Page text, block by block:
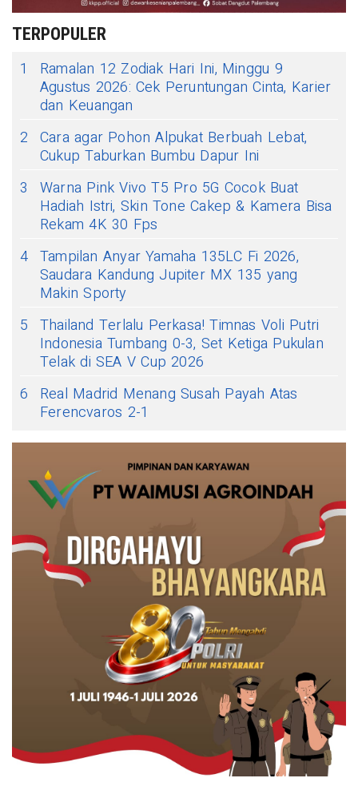
TERPOPULER
1
Ramalan 12 Zodiak Hari Ini, Minggu 9
Agustus 2026: Cek Peruntungan Cinta, Karier
dan Keuangan
2 Cara agar Pohon Alpukat Berbuah Lebat,
Cukup Taburkan Bumbu Dapur Ini
3
Warna Pink Vivo T5 Pro 5G Cocok Buat
Hadiah Istri, Skin Tone Cakep & Kamera Bisa
Rekam 4K 30 Fps
4 Tampilan Anyar Yamaha 135LC Fi 2026,
Saudara Kandung Jupiter MX 135 yang
Makin Sporty
5 Thailand Terlalu Perkasa! Timnas Voli Putri
Indonesia Tumbang 0-3, Set Ketiga Pukulan
Telak di SEA V Cup 2026
6
Real Madrid Menang Susah Payah Atas
Ferencvaros 2-1